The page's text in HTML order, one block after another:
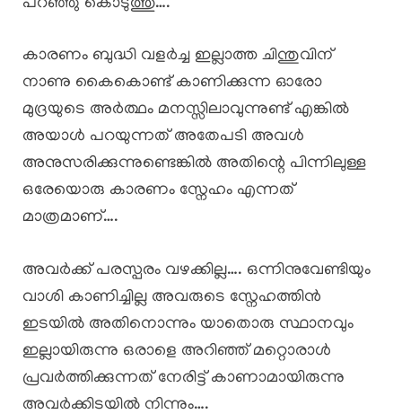
കാരണം ബുദ്ധി വളർച്ച ഇല്ലാത്ത ചിന്തുവിന്
നാണു കൈകൊണ്ട് കാണിക്കുന്ന ഓരോ
മുദ്രയുടെ അർത്ഥം മനസ്സിലാവുന്നുണ്ട് എങ്കിൽ
അയാൾ പറയുന്നത് അതേപടി അവൾ
അനുസരിക്കുന്നുണ്ടെങ്കിൽ അതിന്റെ പിന്നിലുള്ള
ഒരേയൊരു കാരണം സ്നേഹം എന്നത്
മാത്രമാണ്….
അവർക്ക് പരസ്പരം വഴക്കില്ല…. ഒന്നിനുവേണ്ടിയും
വാശി കാണിച്ചില്ല അവരുടെ സ്നേഹത്തിൻ
ഇടയിൽ അതിനൊന്നും യാതൊരു സ്ഥാനവും
ഇല്ലായിരുന്നു ഒരാളെ അറിഞ്ഞ് മറ്റൊരാൾ
പ്രവർത്തിക്കുന്നത് നേരിട്ട് കാണാമായിരുന്നു
അവർക്കിടയിൽ നിന്നും….